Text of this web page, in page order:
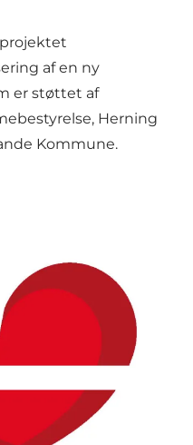
af en ny
er støttet af
Herning
Kommune.